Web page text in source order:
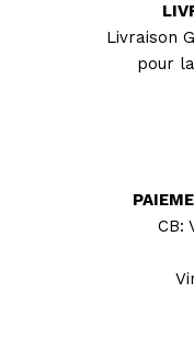
Livraison
pour
CB: